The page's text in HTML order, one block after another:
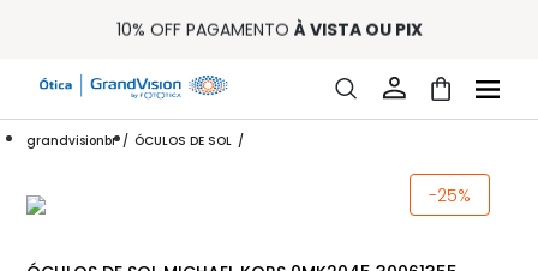
ENTREGA PARA TODO BRASIL
32% OFF NO COMBO - CONS. REG.
LOJA ONLINE DE LENTES DE CONTATO E ÓCULOS
FRETE GRÁTIS EM TODO O SITE
15% OFF NA PRIMEIRA COMPRA (CONSULTE REGULAMENTO)
grandvisionbr ÓCULOS DE SOL
-25%